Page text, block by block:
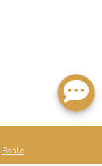
Bsale